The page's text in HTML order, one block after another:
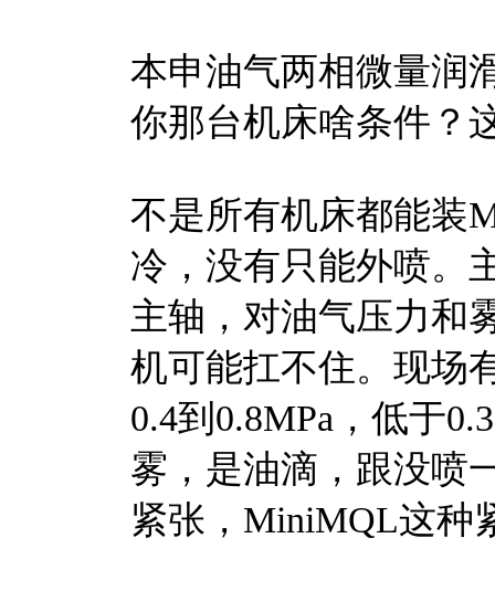
本申油气两相微量润
你那台机床啥条件？
不是所有机床都能装
冷，没有只能外喷。
主轴，对油气压力和
机可能扛不住。现场
0.4到0.8MPa，低于
雾，是油滴，跟没喷
紧张，MiniMQL这种